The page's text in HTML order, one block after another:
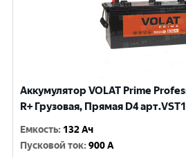
Аккумулятор VOLAT Prime
R+ Грузовая, Прямая D4
Емкость: 132 Ач
Пусковой ток:900 A